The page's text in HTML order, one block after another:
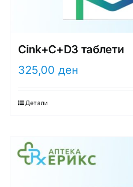
Cink+C+D3 таблети
325,00 ден
Детали